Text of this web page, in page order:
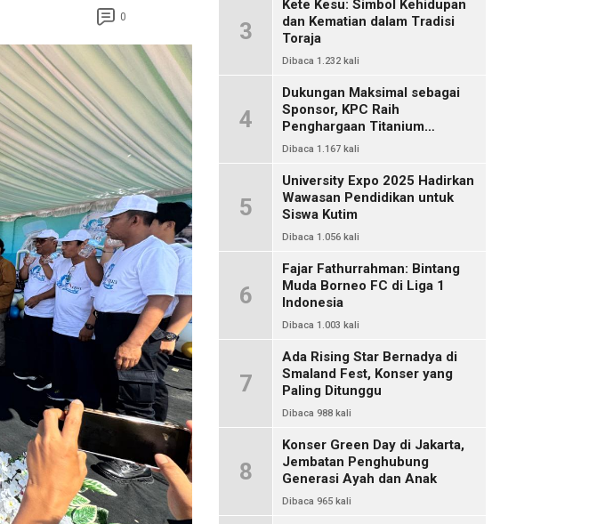
0
3
Kete Kesu: Simbol Kehidupan
dan Kematian dalam Tradisi
Toraja
Dibaca 1.232 kali
4
Dukungan Maksimal sebagai
Sponsor, KPC Raih
Penghargaan Titanium
Pemkab Kutim
Dibaca 1.167 kali
5
University Expo 2025 Hadirkan
Wawasan Pendidikan untuk
Siswa Kutim
Dibaca 1.056 kali
6
Fajar Fathurrahman: Bintang
Muda Borneo FC di Liga 1
Indonesia
Dibaca 1.003 kali
7
Ada Rising Star Bernadya di
Smaland Fest, Konser yang
Paling Ditunggu
Dibaca 988 kali
8
Konser Green Day di Jakarta,
Jembatan Penghubung
Generasi Ayah dan Anak
Dibaca 965 kali